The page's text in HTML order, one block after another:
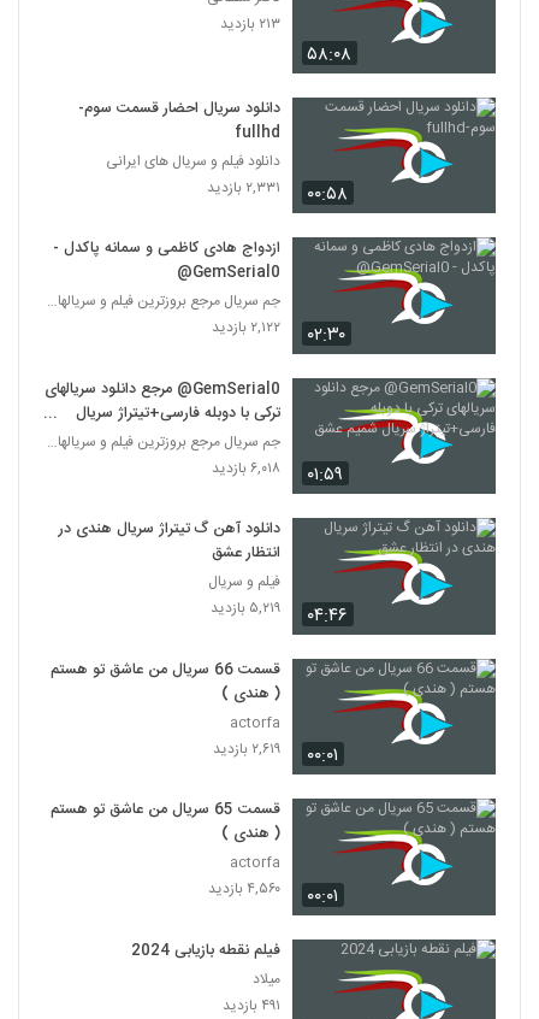
۵۸:۰۸
۲۱۳ بازدید
۰۰:۵۸
دانلود سریال احضار قسمت سوم-
fullhd
دانلود فیلم و سریال های ایرانی
۲,۳۳۱ بازدید
۰۲:۳۰
ازدواج هادی کاظمی و سمانه پاکدل -
GemSerial0@
جم سریال مرجع بروزترین فیلم و سریالها در تلگرام
۲,۱۲۲ بازدید
۰۱:۵۹
GemSerial0@ مرجع دانلود سریالهای
ترکی با دوبله فارسی+تیتراژ سریال
شمیم عشق
جم سریال مرجع بروزترین فیلم و سریالها در تلگرام
۶,۰۱۸ بازدید
۰۴:۴۶
دانلود آهن گ تیتراژ سریال هندی در
انتظار عشق
فیلم و سریال
۵,۲۱۹ بازدید
۰۰:۰۱
قسمت 66 سریال من عاشق تو هستم
( هندی )
actorfa
۲,۶۱۹ بازدید
۰۰:۰۱
قسمت 65 سریال من عاشق تو هستم
( هندی )
actorfa
۴,۵۶۰ بازدید
فیلم نقطه بازیابی 2024
میلاد
۴۹۱ بازدید